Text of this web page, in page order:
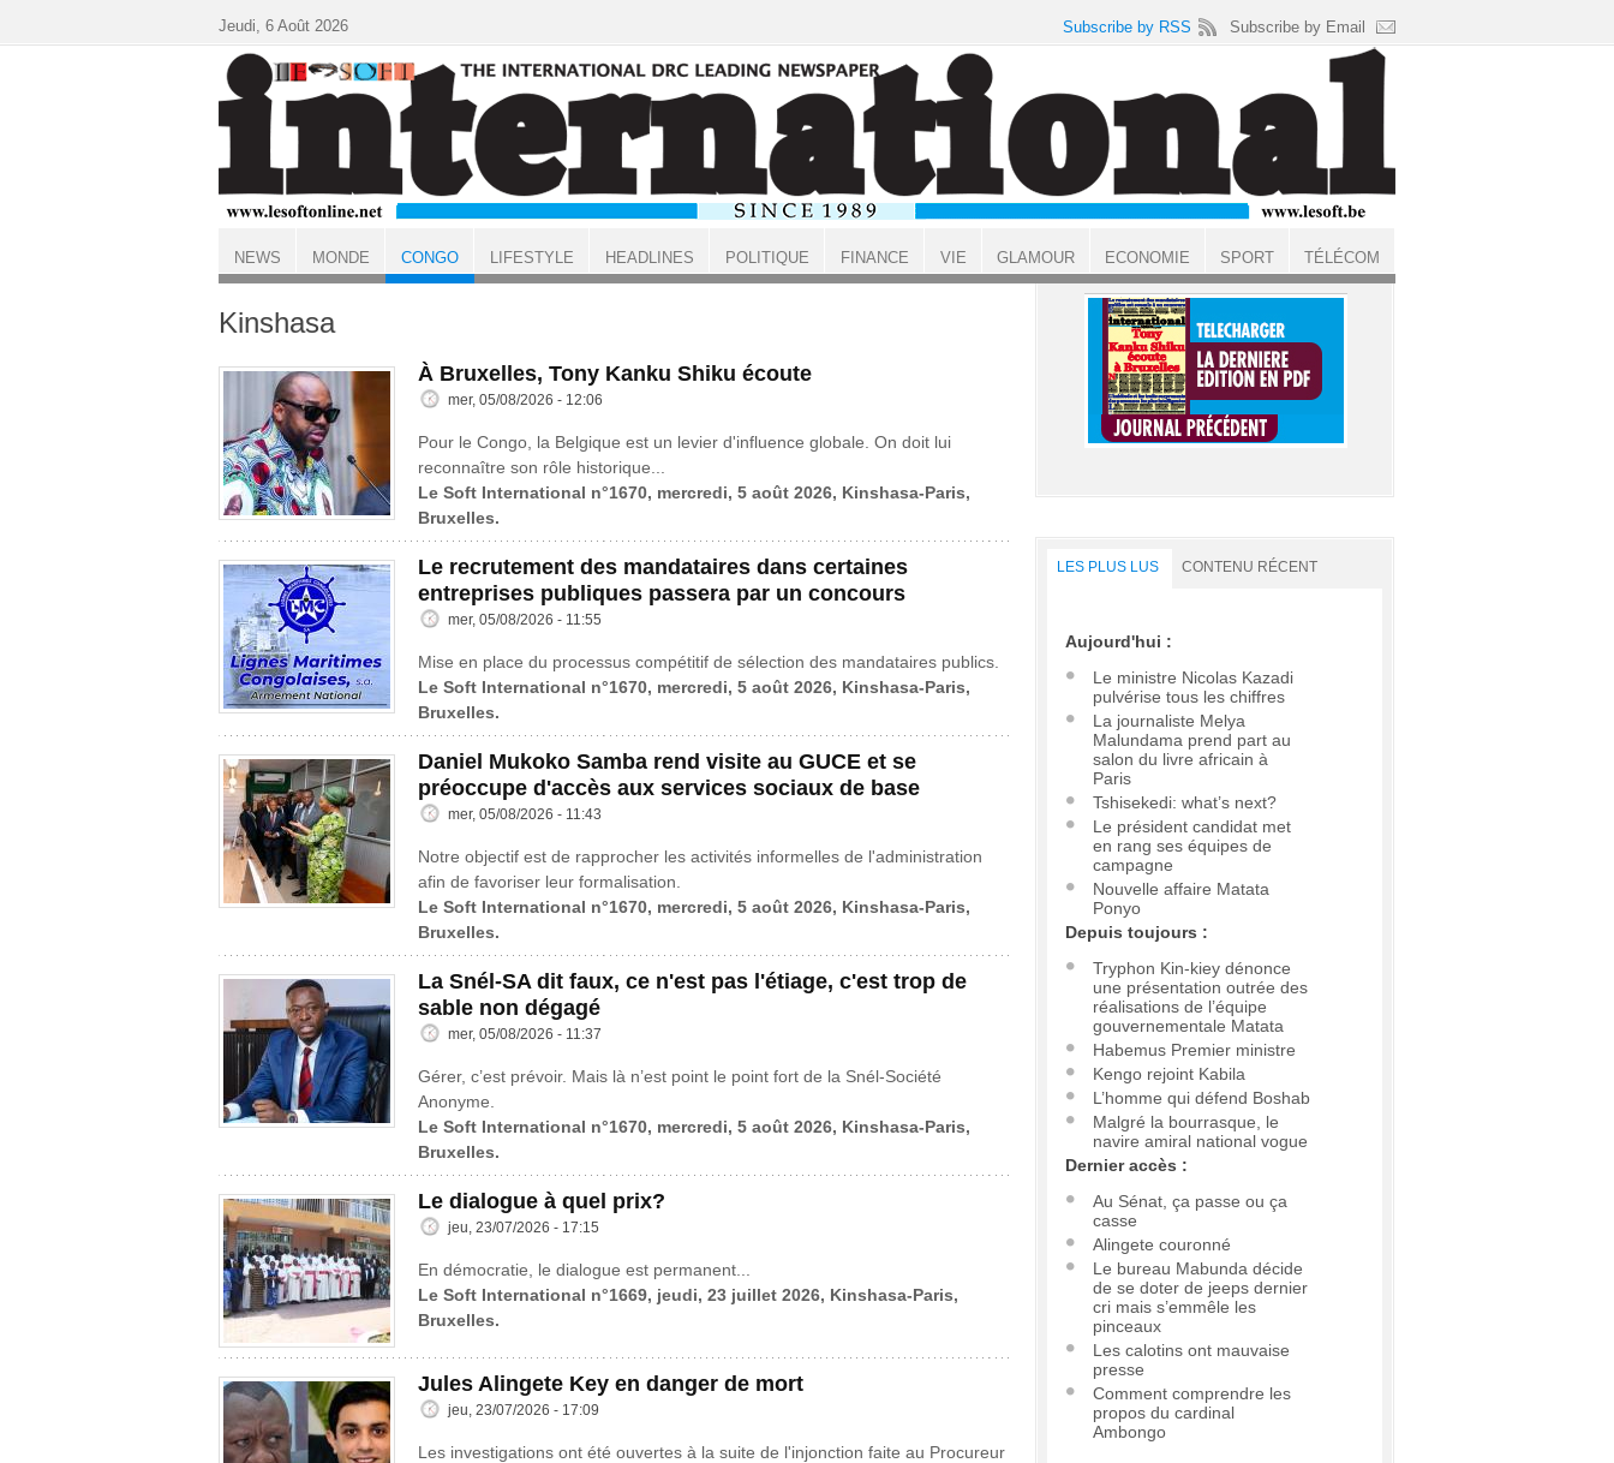
ACCUEIL CONGO
Kinshasa
À Bruxelles, Tony Kanku Shiku écoute
mer, 05/08/2026 - 12:06
Pour le Congo, la Belgique est un levier d'influence globale. On doit lui
reconnaître son rôle historique...
Le Soft International n°1670, mercredi, 5 août 2026, Kinshasa-Paris,
Bruxelles.
Le recrutement des mandataires dans certaines
entreprises publiques passera par un concours
mer, 05/08/2026 - 11:55
Mise en place du processus compétitif de sélection des mandataires publics.
Le Soft International n°1670, mercredi, 5 août 2026, Kinshasa-Paris,
Bruxelles.
Daniel Mukoko Samba rend visite au GUCE et se
préoccupe d'accès aux services sociaux de base
mer, 05/08/2026 - 11:43
Notre objectif est de rapprocher les activités informelles de l'administration
afin de favoriser leur formalisation.
Le Soft International n°1670, mercredi, 5 août 2026, Kinshasa-Paris,
Bruxelles.
La Snél-SA dit faux, ce n'est pas l'étiage, c'est trop de
sable non dégagé
mer, 05/08/2026 - 11:37
Gérer, c’est prévoir. Mais là n’est point le point fort de la Snél-Société
Anonyme.
Le Soft International n°1670, mercredi, 5 août 2026, Kinshasa-Paris,
Bruxelles.
Le dialogue à quel prix?
jeu, 23/07/2026 - 17:15
En démocratie, le dialogue est permanent...
Le Soft International n°1669, jeudi, 23 juillet 2026, Kinshasa-Paris,
Bruxelles.
Jules Alingete Key en danger de mort
jeu, 23/07/2026 - 17:09
Les investigations ont été ouvertes à la suite de l'injonction faite au Procureur
LES PLUS LUS CONTENU RÉCENT
Aujourd'hui :
Le ministre Nicolas Kazadi
pulvérise tous les chiffres
La journaliste Melya
Malundama prend part au
salon du livre africain à
Paris
Tshisekedi: what’s next?
Le président candidat met
en rang ses équipes de
campagne
Nouvelle affaire Matata
Ponyo
Depuis toujours :
Tryphon Kin-kiey dénonce
une présentation outrée des
réalisations de l’équipe
gouvernementale Matata
Habemus Premier ministre
Kengo rejoint Kabila
L’homme qui défend Boshab
Malgré la bourrasque, le
navire amiral national vogue
Dernier accès :
Au Sénat, ça passe ou ça
casse
Alingete couronné
Le bureau Mabunda décide
de se doter de jeeps dernier
cri mais s’emmêle les
pinceaux
Les calotins ont mauvaise
presse
Comment comprendre les
propos du cardinal
Ambongo
Jeudi, 6 Août 2026 Subscribe by RSS Subscribe by Email
NEWS MONDE CONGO LIFESTYLE HEADLINES POLITIQUE FINANCE VIE GLAMOUR ECONOMIE SPORT TÉLÉCOM